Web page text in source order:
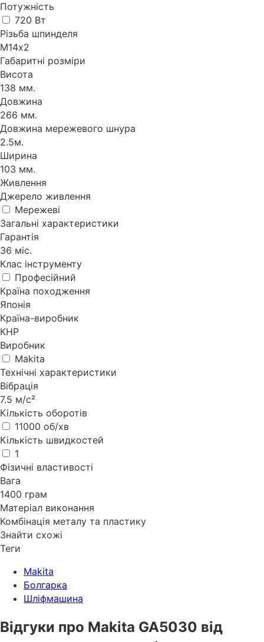
Потужність
720 Вт
Різьба шпинделя
М14х2
Габаритні розміри
Висота
138 мм.
Довжина
266 мм.
Довжина мережевого шнура
2.5м.
Ширина
103 мм.
Живлення
Джерело живлення
Мережеві
Загальні характеристики
Гарантія
36 міс.
Клас інструменту
Професійний
Країна походження
Японія
Країна-виробник
КНР
Виробник
Makita
Технічні характеристики
Вібрація
7.5 м/с²
Кількість оборотів
11000 об/хв
Кількість швидкостей
1
Фізичні властивості
Вага
1400 грам
Матеріал виконання
Комбінація металу та пластику
Знайти схожі
Теги
Makita
Болгарка
Шліфмашина
Відгуки про Makita GA5030 від